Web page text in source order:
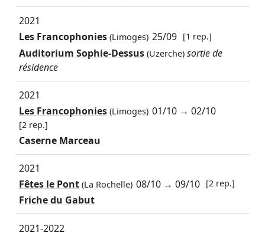
2021
Les Francophonies(Limoges) 25/09 [1 rep.]
Auditorium Sophie-Dessus (Uzerche) sortie de
résidence
2021
Les Francophonies(Limoges) 01/10 →02/10
[2 rep.]
Caserne Marceau
2021
Fêtes le Pont(La Rochelle) 08/10 →09/10 [2 rep.]
Friche du Gabut
2021-2022